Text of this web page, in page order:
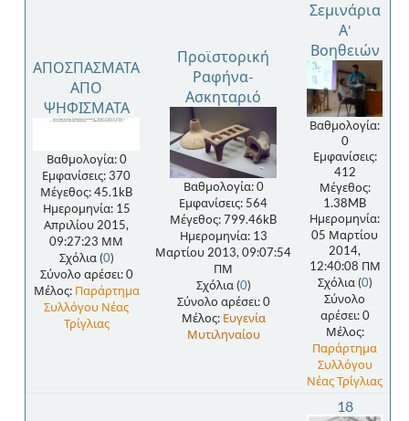
ΑΠΟΣΠΑΣΜΑΤΑ
ΑΠΟ
ΨΗΦΙΣΜΑΤΑ
Βαθμολογία: 0
Εμφανίσεις: 370
Μέγεθος: 45.1kB
Ημερομηνία: 15
Απριλίου 2015,
09:27:23 ΜΜ
Σχόλια (0)
Σύνολο αρέσει: 0
Μέλος: Παράρτημα
Συλλόγου Νέας
Τρίγλιας
Προϊστορική
Ραφήνα-
Ασκηταριό
Βαθμολογία: 0
Εμφανίσεις: 564
Μέγεθος: 799.46kB
Ημερομηνία: 13
Μαρτίου 2013, 09:07:54
ΠΜ
Σχόλια (0)
Σύνολο αρέσει: 0
Μέλος: Ευγενία
Μυτιληναίου
Σεμινάρια
Α'
Βοηθειών
Βαθμολογία:
0
Εμφανίσεις:
412
Μέγεθος:
1.38MB
Ημερομηνία:
05 Μαρτίου
2014,
12:40:08 ΠΜ
Σχόλια (0)
Σύνολο
αρέσει: 0
Μέλος:
Παράρτημα
Συλλόγου
Νέας Τρίγλιας
18